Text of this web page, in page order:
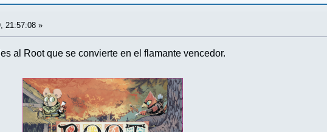
21:57:08 »
al Root que se convierte en el flamante vencedor.